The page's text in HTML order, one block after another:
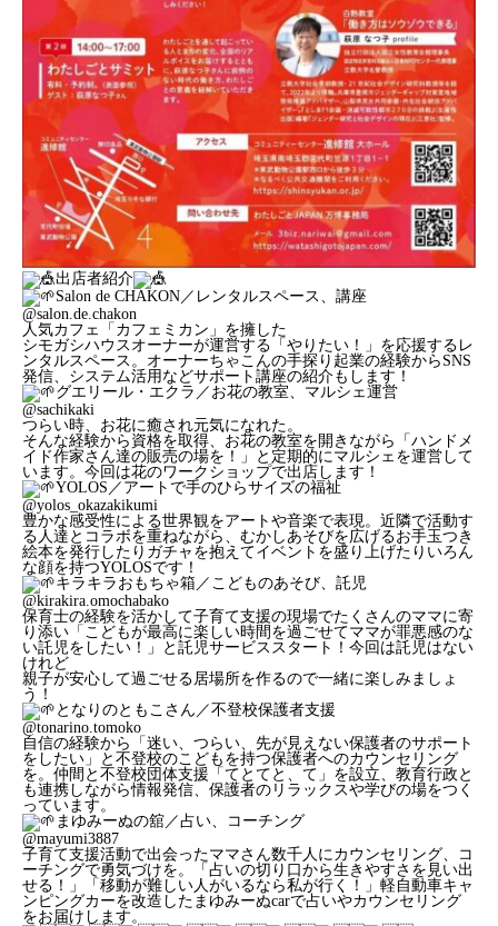
出店者紹介
Salon de CHAKON／レンタルスペース、講座
@salon.de.chakon
人気カフェ「カフェミカン」を擁した
シモガシハウスオーナーが運営する「やりたい！」を応援するレ
ンタルスペース。オーナーちゃこんの手探り起業の経験からSNS
発信、システム活用などサポート講座の紹介もします！
グエリール・エクラ／お花の教室、マルシェ運営
@sachikaki
つらい時、お花に癒され元気になれた。
そんな経験から資格を取得、お花の教室を開きながら「ハンドメ
イド作家さん達の販売の場を！」と定期的にマルシェを運営して
います。今回は花のワークショップで出店します！
YOLOS／アートで手のひらサイズの福祉
@yolos_okazakikumi
豊かな感受性による世界観をアートや音楽で表現。近隣で活動す
る人達とコラボを重ねながら、むかしあそびを広げるお手玉つき
絵本を発行したりガチャを抱えてイベントを盛り上げたりいろん
な顔を持つYOLOSです！
キラキラおもちゃ箱／こどものあそび、託児
@kirakira.omochabako
保育士の経験を活かして子育て支援の現場でたくさんのママに寄
り添い「こどもが最高に楽しい時間を過ごせてママが罪悪感のな
い託児をしたい！」と託児サービススタート！今回は託児はない
けれど
親子が安心して過ごせる居場所を作るので一緒に楽しみましょ
う！
となりのともこさん／不登校保護者支援
@tonarino.tomoko
自信の経験から「迷い、つらい、先が見えない保護者のサポート
をしたい」と不登校のこどもを持つ保護者へのカウンセリング
を。仲間と不登校団体支援「てとてと、て」を設立、教育行政と
も連携しながら情報発信、保護者のリラックスや学びの場をつく
っています。
まゆみーぬの舘／占い、コーチング
@mayumi3887
子育て支援活動で出会ったママさん数千人にカウンセリング、コ
ーチングで勇気づけを。「占いの切り口から生きやすさを見い出
せる！」「移動が難しい人がいるなら私が行く！」軽自動車キャ
ンピングカーを改造したまゆみーぬcarで占いやカウンセリング
をお届けします。